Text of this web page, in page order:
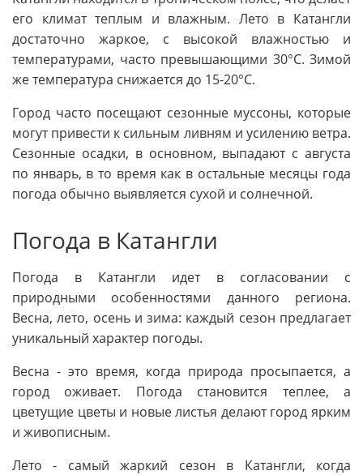
его климат теплым и влажным. Лето в Катангли
достаточно жаркое, с высокой влажностью и
температурами, часто превышающими 30°C. Зимой
же температура снижается до 15-20°C.
Город часто посещают сезонные муссоны, которые
могут привести к сильным ливням и усилению ветра.
Сезонные осадки, в основном, выпадают с августа
по январь, в то время как в остальные месяцы года
погода обычно выявляется сухой и солнечной.
Погода в Катангли
Погода в Катангли идет в согласовании с
природными особенностями данного региона.
Весна, лето, осень и зима: каждый сезон предлагает
уникальный характер погоды.
Весна - это время, когда природа просыпается, а
город оживает. Погода становится теплее, а
цветущие цветы и новые листья делают город ярким
и живописным.
Лето - самый жаркий сезон в Катангли, когда